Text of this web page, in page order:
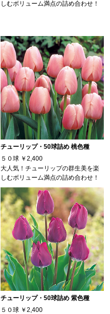
しむボリューム満点の詰め合わせ！
チューリップ・50球詰め 桃色種
５０球 ￥2,400
大人気！チューリップの群生美を楽
しむボリューム満点の詰め合わせ！
チューリップ・50球詰め 紫色種
５０球 ￥2,400